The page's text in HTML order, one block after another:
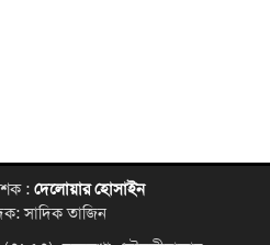
: দেলোয়ার হোসাইন
সাদিক তাজিন